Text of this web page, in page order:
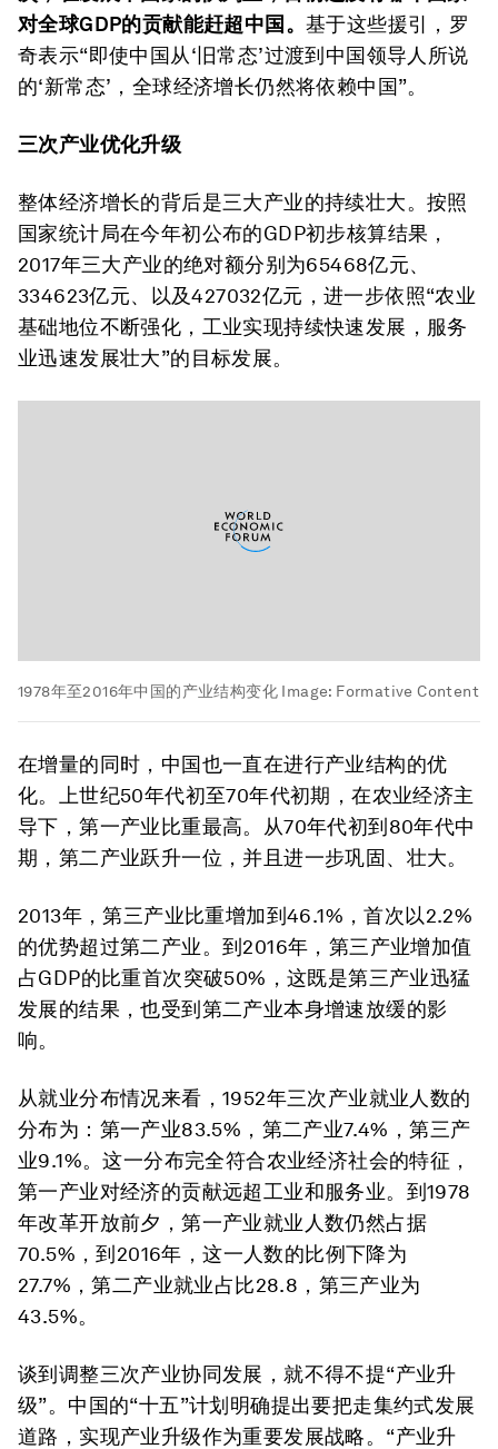
对全球GDP的贡献能赶超中国。 基于这些援引，罗
奇表示“即使中国从‘旧常态’过渡到中国领导人所说
的‘新常态’，全球经济增长仍然将依赖中国”。
三次产业优化升级
整体经济增长的背后是三大产业的持续壮大。按照
国家统计局在今年初公布的GDP初步核算结果，
2017年三大产业的绝对额分别为65468亿元、
334623亿元、以及427032亿元，进一步依照“农业
基础地位不断强化，工业实现持续快速发展，服务
业迅速发展壮大”的目标发展。
1978年至2016年中国的产业结构变化 Image: Formative Content
在增量的同时，中国也一直在进行产业结构的优
化。上世纪50年代初至70年代初期，在农业经济主
导下，第一产业比重最高。从70年代初到80年代中
期，第二产业跃升一位，并且进一步巩固、壮大。
2013年，第三产业比重增加到46.1%，首次以2.2%
的优势超过第二产业。到2016年，第三产业增加值
占GDP的比重首次突破50%，这既是第三产业迅猛
发展的结果，也受到第二产业本身增速放缓的影
响。
从就业分布情况来看，1952年三次产业就业人数的
分布为：第一产业83.5%，第二产业7.4%，第三产
业9.1%。这一分布完全符合农业经济社会的特征，
第一产业对经济的贡献远超工业和服务业。到1978
年改革开放前夕，第一产业就业人数仍然占据
70.5%，到2016年，这一人数的比例下降为
27.7%，第二产业就业占比28.8，第三产业为
43.5%。
谈到调整三次产业协同发展，就不得不提“产业升
级”。中国的“十五”计划明确提出要把走集约式发展
道路，实现产业升级作为重要发展战略。“产业升